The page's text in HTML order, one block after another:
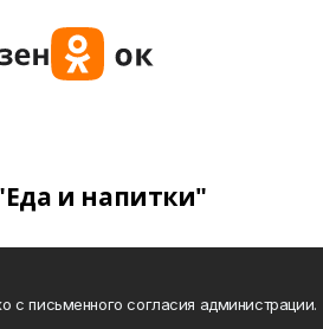
и напитки"
письменного согласия администрации.